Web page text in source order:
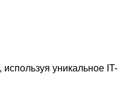
уникальное IT-